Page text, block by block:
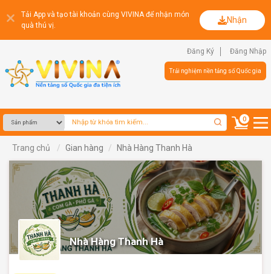
Tải App và tạo tài khoản cùng VIVINA để nhận món
quà thú vị.
Nhận
Đăng Ký Đăng Nhập
Trải nghiệm nền tảng số Quốc gia
0
Trang chủ Gian hàng Nhà Hàng Thanh Hà
Nhà Hàng Thanh Hà